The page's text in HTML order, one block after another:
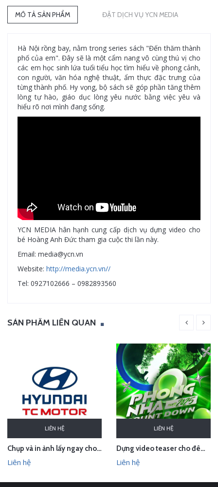
MÔ TẢ SẢN PHẨM ĐẶT DỊCH VỤ YCN MEDIA
Hà Nội rồng bay, nằm trong series sách "Đến thăm thành
phố của em". Đây sẽ là một cẩm nang vô cùng thú vị cho
các em học sinh lứa tuổi tiểu học tìm hiểu về phong cảnh,
con người, văn hóa nghệ thuật, ẩm thực đặc trưng của
từng thành phố. Hy vọng, bộ sách sẽ góp phần tăng thêm
lòng tự hào, giáo dục lòng yêu nước bằng việc yêu và
hiểu rõ nơi mình đang sống.
YCN MEDIA hân hạnh cung cấp dịch vụ dựng video cho
bé Hoàng Anh Đức tham gia cuộc thi lần này.
Email: media@ycn.vn
Website: http://media.ycn.vn//
Tel: 0927102666 – 0982893560
SẢN PHẨM LIÊN QUAN
LIÊN HỆ
Chụp và in ảnh lấy ngay cho Huyndai Lam Kinh
Liên hệ
LIÊN HỆ
Dựng video teaser cho đêm countdown tại Phong Nha - Quảng Bình
Liên hệ